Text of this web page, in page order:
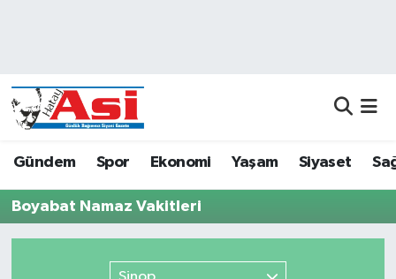
Gündem Spor Ekonomi Yaşam Siyaset
Boyabat Namaz Vakitleri
Dünya
Eğitim
Ekonomi
Hava Durumu
Namaz Vakitleri
Trafik Durumu